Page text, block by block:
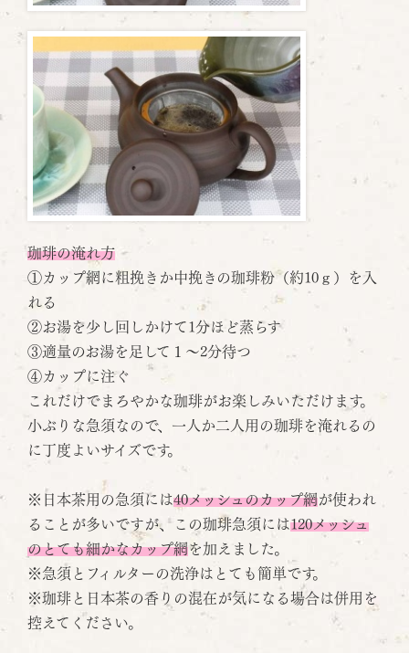
珈琲の淹れ方
①カップ網に粗挽きか中挽きの珈琲粉（約10ｇ）を入
れる
②お湯を少し回しかけて1分ほど蒸らす
③適量のお湯を足して１～2分待つ
④カップに注ぐ
これだけでまろやかな珈琲がお楽しみいただけます。
小ぶりな急須なので、一人か二人用の珈琲を淹れるの
に丁度よいサイズです。
※日本茶用の急須には40メッシュのカップ網が使われ
ることが多いですが、この珈琲急須には120メッシュ
のとても細かなカップ網を加えました。
※急須とフィルターの洗浄はとても簡単です。
※珈琲と日本茶の香りの混在が気になる場合は併用を
控えてください。